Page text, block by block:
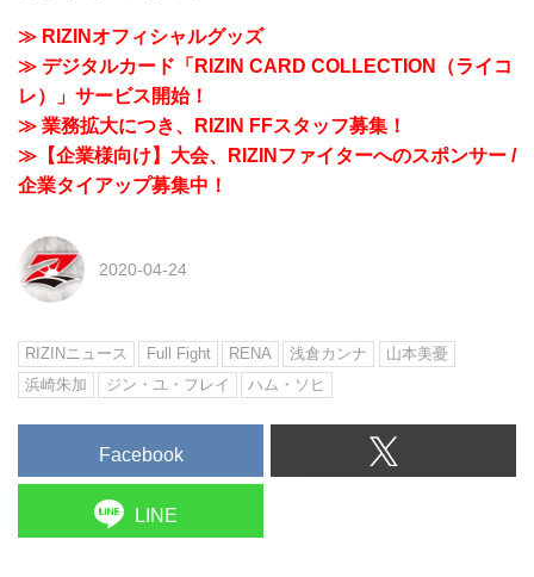
≫ RIZINオフィシャルグッズ
≫ デジタルカード「RIZIN CARD COLLECTION（ライコ
レ）」サービス開始！
≫ 業務拡大につき、RIZIN FFスタッフ募集！
≫【企業様向け】大会、RIZINファイターへのスポンサー /
企業タイアップ募集中！
2020-04-24
RIZINニュース Full Fight RENA 浅倉カンナ
山本美憂
浜崎朱加
ジン・ユ・フレイ ハム・ソヒ
Facebook
LINE